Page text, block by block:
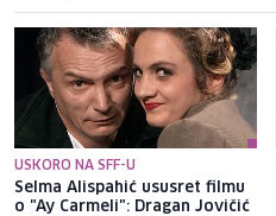
USKORO NA SFF-U
Selma Alispahić ususret filmu
o "Ay Carmeli": Dragan Jovičić